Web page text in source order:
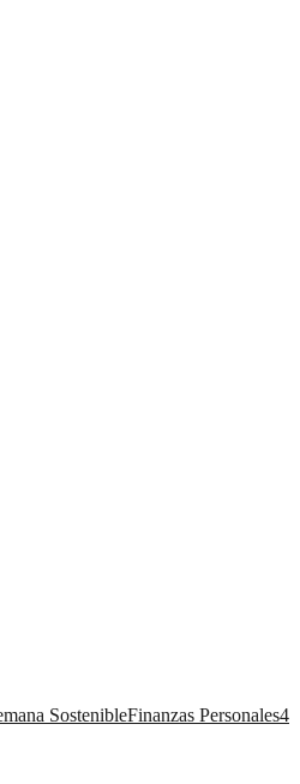
SostenibleFinanzas Personales4